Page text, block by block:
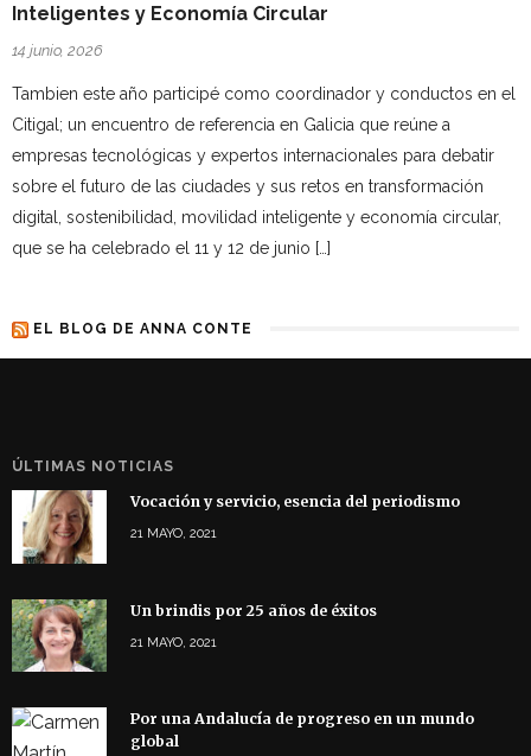
Inteligentes y Economía Circular
14 junio, 2026
Tambien este año participé como coordinador y conductos en el
Citigal; un encuentro de referencia en Galicia que reúne a
empresas tecnológicas y expertos internacionales para debatir
sobre el futuro de las ciudades y sus retos en transformación
digital, sostenibilidad, movilidad inteligente y economía circular,
que se ha celebrado el 11 y 12 de junio […]
EL BLOG DE ANNA CONTE
ÚLTIMAS NOTICIAS
Vocación y servicio, esencia del periodismo
21 MAYO, 2021
Un brindis por 25 años de éxitos
21 MAYO, 2021
Por una Andalucía de progreso en un mundo
global